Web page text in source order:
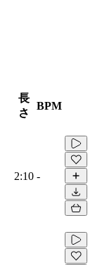
長
さ
BPM
2:10 -